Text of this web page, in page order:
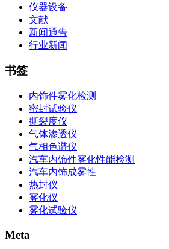
仪器设备
文献
新闻通告
行业新闻
书签
内饰件雾化检测
密封试验仪
撕裂度仪
气体渗透仪
气相色谱仪
汽车内饰件雾化性能检测
汽车内饰成雾性
热封仪
雾化仪
雾化试验仪
Meta